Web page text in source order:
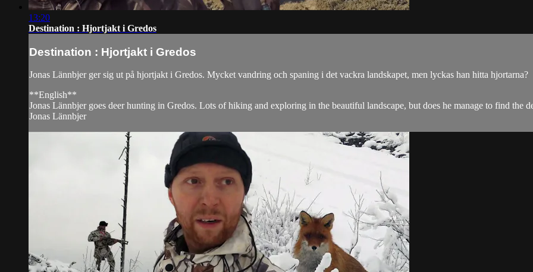
13:20
Destination : Hjortjakt i Gredos
Destination : Hjortjakt i Gredos
Jonas Lännbjer ger sig ut på hjortjakt i Gredos. Mycket vandring och spaning i det vackra landskapet, men lyckas han hitta hjortarna?
**English**
Jonas Lännbjer goes deer hunting in Gredos. Lots of hiking and exploring in the beautiful landscape, but does he manage to find the
Jonas Lännbjer